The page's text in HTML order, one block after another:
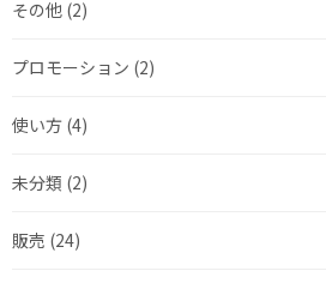
その他 (2)
プロモーション (2)
使い方 (4)
未分類 (2)
販売 (24)